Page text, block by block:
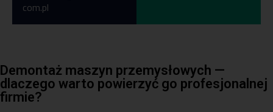
com.pl
Demontaż maszyn przemysłowych —
dlaczego warto powierzyć go profesjonalnej
firmie?